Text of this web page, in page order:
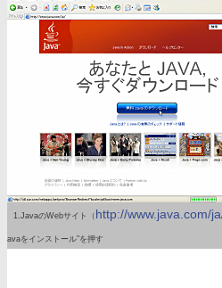
1.JavaのWebサイト（ http://www.java.com/
avaをインストール"を押す